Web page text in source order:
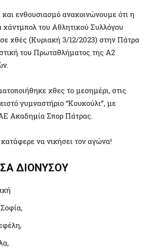
ενθουσιασμό ανακοινώνουμε ότι η
χάντμπολ του Αθλητικού Συλλόγου
χθές (Κυριακή 3/12/2023) στην Πάτρα
του Πρωταθλήματος της Α2
χθες το μεσημέρι, στις
γυμναστήριο “Κουκούλι”, με
Ακαδημία Σπορ Πάτρας.
να νικήσει τον αγώνα!
ΔΙΟΝΥΣΟΥ